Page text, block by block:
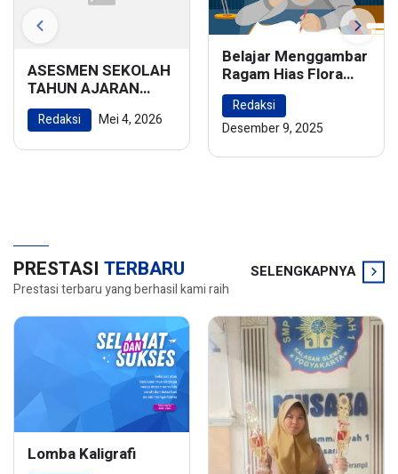
ASESMEN SEKOLAH
TAHUN AJARAN
2025/2026
Redaksi Mei 4, 2026
Belajar Menggambar
Ragam Hias Flora
dan Fauna:
Menghidupkan
Keindahan Alam
Redaksi
Desember 9, 2025
PRESTASI TERBARU
Prestasi terbaru yang berhasil kami raih
SELENGKAPNYA
Lomba Kaligrafi